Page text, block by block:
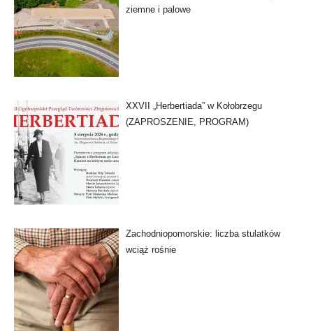
ziemne i palowe
XXVII „Herbertiada” w Kołobrzegu
(ZAPROSZENIE, PROGRAM)
Zachodniopomorskie: liczba stulatków
wciąż rośnie